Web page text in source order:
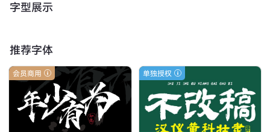
字型展示
推荐字体
会员商用 单独授权